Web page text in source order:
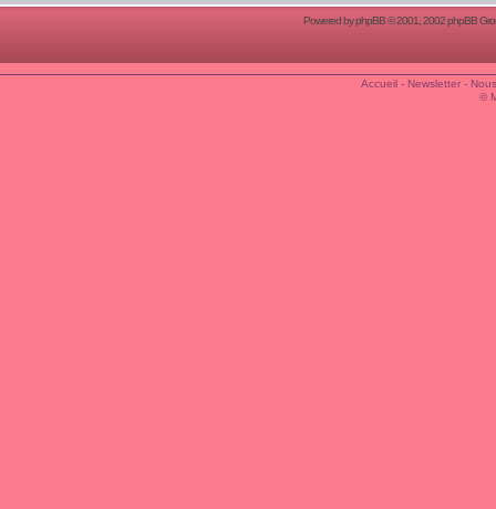
Powered byphpBB© 2001, 2002 phpBB
Accueil- Newsletter-
©